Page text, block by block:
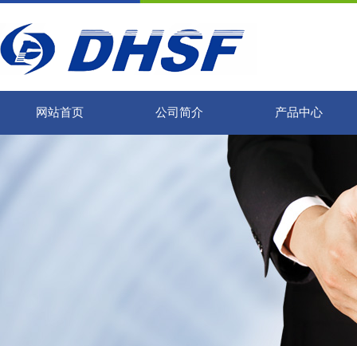
网站首页 公司简介 产品中心